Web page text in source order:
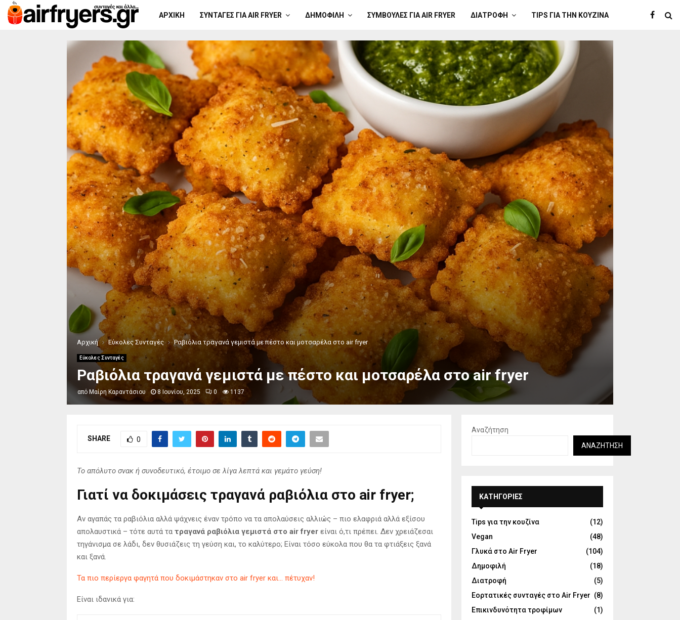
ΑΡΧΙΚΉ ΣΥΝΤΑΓΈΣ ΓΙΑ AIR FRYER ΔΗΜΟΦΙΛΉ ΣΥΜΒΟΥΛΈΣ ΓΙΑ AIR FRYER ΔΙΑΤΡΟΦΉ TIPS ΓΙΑ ΤΗΝ ΚΟΥΖΊΝΑ
Αρχική Εύκολες Συνταγές Ραβιόλια τραγανά γεμιστά με πέστο και μοτσαρέλα στο air fryer
Εύκολες Συνταγές
Ραβιόλια τραγανά γεμιστά με πέστο και μοτσαρέλα στο air fryer
από Μαίρη Καραντάσιου 8 Ιουνίου, 2025 0 1137
SHARE 0
Το απόλυτο σνακ ή συνοδευτικό, έτοιμο σε λίγα λεπτά και γεμάτο γεύση!
Γιατί να δοκιμάσεις τραγανά ραβιόλια στο air fryer;
Αν αγαπάς τα ραβιόλια αλλά ψάχνεις έναν τρόπο να τα απολαύσεις αλλιώς – πιο ελαφριά αλλά εξίσου
απολαυστικά – τότε αυτά τα τραγανά ραβιόλια γεμιστά στο air fryer είναι ό,τι πρέπει. Δεν χρειάζεσαι
τηγάνισμα σε λάδι, δεν θυσιάζεις τη γεύση και, το καλύτερο; Είναι τόσο εύκολα που θα τα φτιάξεις ξανά
και ξανά.
Τα πιο περίεργα φαγητά που δοκιμάστηκαν στο air fryer και… πέτυχαν!
Είναι ιδανικά για:
Αναζήτηση
ΑΝΑΖΉΤΗΣΗ
KΑΤΗΓΟΡΊΕΣ
Tips για την κουζίνα
(12)
Vegan
(48)
Γλυκά στο Air Fryer
(104)
Δημοφιλή
(18)
Διατροφή
(5)
Εορτατικές συνταγές στο Air Fryer (8)
Επικινδυνότητα τροφίμων
(1)